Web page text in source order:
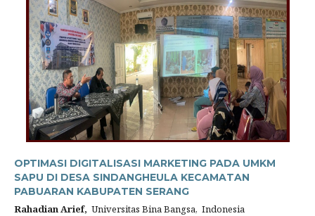
OPTIMASI DIGITALISASI MARKETING PADA UMKM
SAPU DI DESA SINDANGHEULA KECAMATAN
PABUARAN KABUPATEN SERANG
Rahadian Arief, Universitas Bina Bangsa, Indonesia